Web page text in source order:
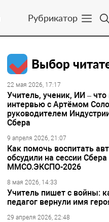
Рубрикатор
Выбор
22 мая 2026, 17:17
Учитель, ученик, ИИ – что
интервью с Артёмом
руководителем
Сбера
9 апреля 2026, 21:07
Как помочь воспитать
обсудили на сессии Сбера
ММСО.ЭКСПО-2026
8 мая 2026, 14:33
Учитель пишет с войны:
педагог вернули имя
29 апреля 2026, 22:48